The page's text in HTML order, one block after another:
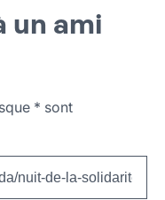
un ami
* sont